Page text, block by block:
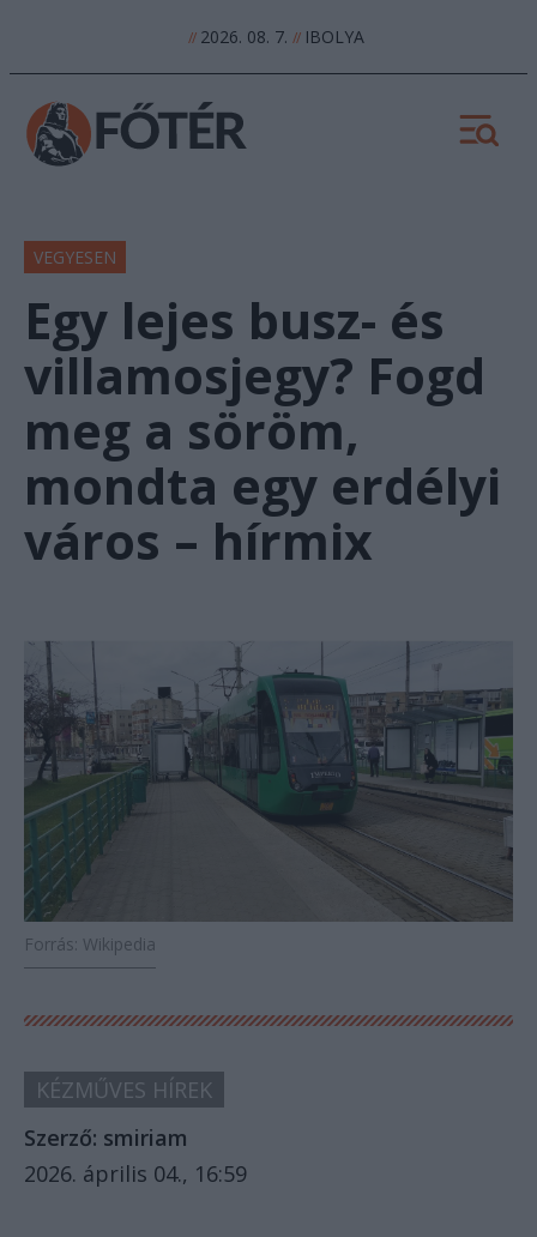
//2026. 08. 7. //IBOLYA
VEGYESEN
Egy lejes busz- és
villamosjegy? Fogd
meg a söröm,
mondta egy erdélyi
város – hírmix
Forrás: Wikipedia
KÉZMŰVES HÍREK
Szerző: smiriam
2026. április 04., 16:59